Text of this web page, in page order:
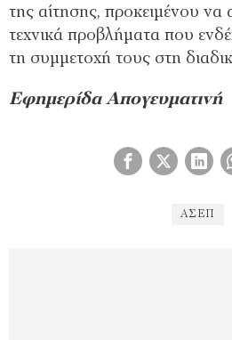
της αίτησης, προκειμένου
τεχνικά προβλήματα που
τη συμμετοχή τους στη
Εφημερίδα Απογευματινή
ΑΣΕΠ